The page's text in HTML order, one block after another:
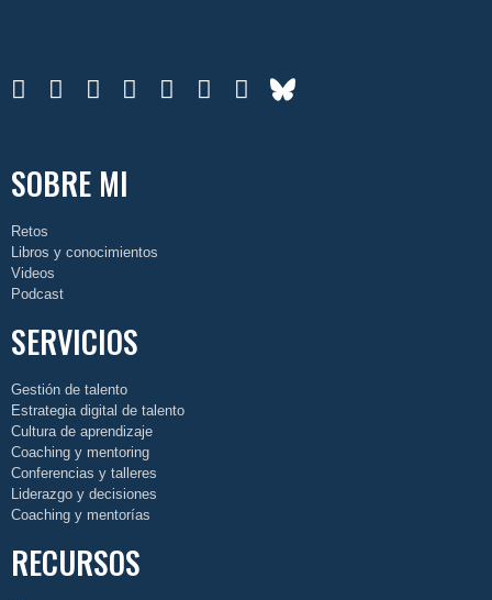
SOBRE MI
Retos
Libros y conocimientos
Videos
Podcast
SERVICIOS
Gestión de talento
Estrategia digital de talento
Cultura de aprendizaje
Coaching y mentoring
Conferencias y talleres
Liderazgo y decisiones
Coaching y mentorías
RECURSOS